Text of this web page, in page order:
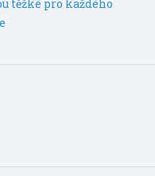
těžké pro každého